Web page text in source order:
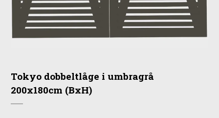
Tokyo dobbeltlåge i umbragrå
200x180cm (BxH)